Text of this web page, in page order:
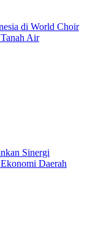
di World Choir
Air
Sinergi
Daerah